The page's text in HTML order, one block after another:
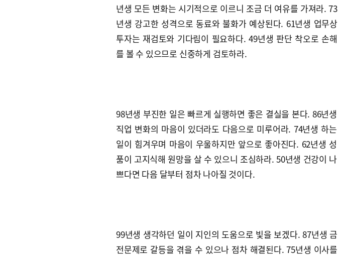
년생 모든 변화는 시기적으로 이르니 조금 더 여유를 가져라. 73
년생 강고한 성격으로 동료와 불화가 예상된다. 61년생 업무상
투자는 재검토와 기다림이 필요하다. 49년생 판단 착오로 손해
를 볼 수 있으므로 신중하게 검토하라.
98년생 부진한 일은 빠르게 실행하면 좋은 결실을 본다. 86년생
직업 변화의 마음이 있더라도 다음으로 미루어라. 74년생 하는
일이 힘겨우며 마음이 우울하지만 앞으로 좋아진다. 62년생 성
품이 고지식해 원망을 살 수 있으니 조심하라. 50년생 건강이 나
쁘다면 다음 달부터 점차 나아질 것이다.
99년생 생각하던 일이 지인의 도움으로 빛을 보겠다. 87년생 금
전문제로 갈등을 겪을 수 있으나 점차 해결된다. 75년생 이사를